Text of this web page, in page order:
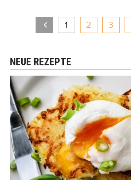
1 2 3
NEUE REZEPTE